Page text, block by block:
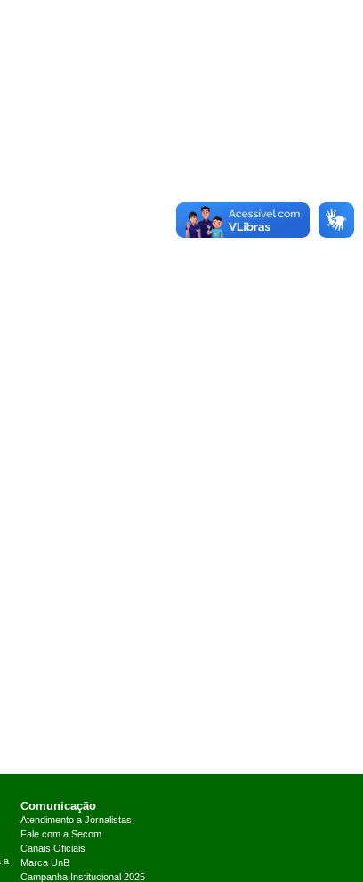
a
Comunicação
Atendimento a Jornalistas
Fale com a Secom
Canais Oficiais
Marca UnB
Campanha Institucional 2025